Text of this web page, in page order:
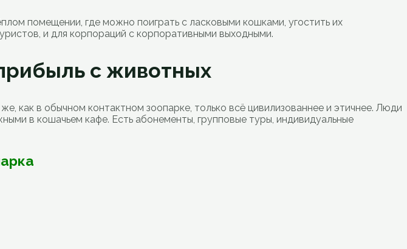
помещении, где можно поиграть с ласковыми кошками, угостить их
и для корпораций с корпоративными выходными.
с животных
как в обычном контактном зоопарке, только всё цивилизованнее и этичнее. Люди
в кошачьем кафе. Есть абонементы, групповые туры, индивидуальные